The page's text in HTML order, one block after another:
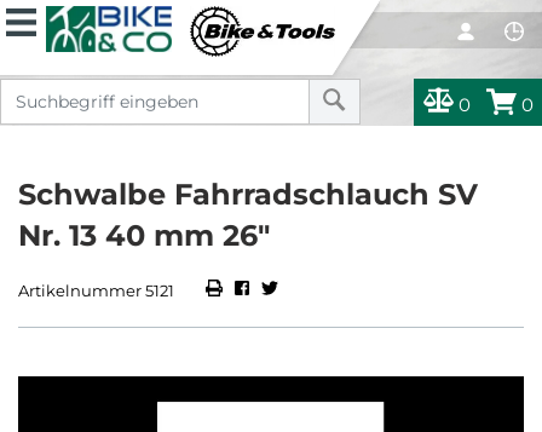
0 0
Schwalbe Fahrradschlauch SV
Nr. 13 40 mm 26"
Artikelnummer 5121